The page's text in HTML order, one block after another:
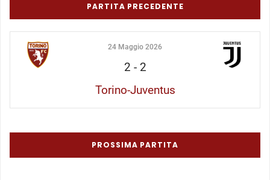
PARTITA PRECEDENTE
24 Maggio 2026
2 - 2
Torino-Juventus
PROSSIMA PARTITA